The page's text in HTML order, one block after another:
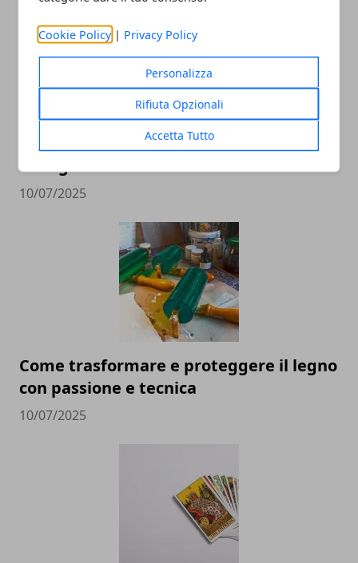
Cookie Policy | Privacy Policy
Personalizza
Rifiuta Opzionali
Accetta Tutto
L'importanza di utilizzare cosmetici
biologici
10/07/2025
Come trasformare e proteggere il legno
con passione e tecnica
10/07/2025